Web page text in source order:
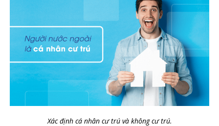
Xác định cá nhân cư trú và không cư trú.